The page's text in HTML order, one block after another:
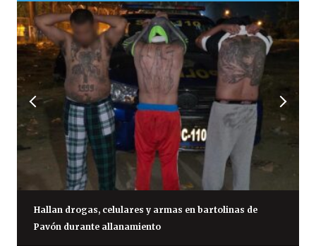
Hallan drogas, celulares y armas en bartolinas de
Pavón durante allanamiento